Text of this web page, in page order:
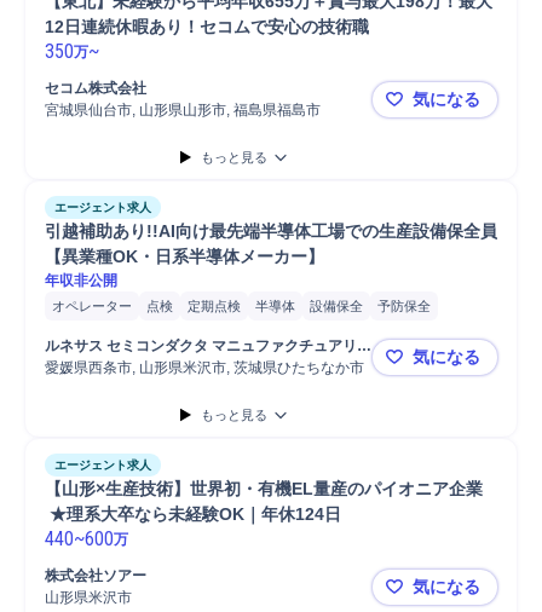
12日連続休暇あり！セコムで安心の技術職
350万~
セコム株式会社
宮城県仙台市, 山形県山形市, 福島県福島市
【東北】未
気になる
もっと見る
エージェント求人
引越補助あり!!AI向け最先端半導体工場での生産設備保全員
【異業種OK・日系半導体メーカー】
年収非公開
オペレーター 点検 定期点検 半導体 設備保全
予防保全
生産設備メンテナンス
生産設備 部品交換
電気設備メンテナンス
設備点検 半導体プラント
ルネサス セミコンダクタ マニュファクチュアリン
グ株式会社
愛媛県西条市, 山形県米沢市, 茨城県ひたちなか市 引越補助あ
気になる
もっと見る
エージェント求人
【山形×生産技術】世界初・有機EL量産のパイオニア企業
★理系大卒なら未経験OK｜年休124日
440~600万
株式会社ソアー
山形県米沢市
【山形×生
気になる